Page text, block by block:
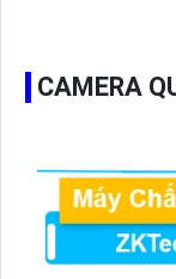
CAMERA